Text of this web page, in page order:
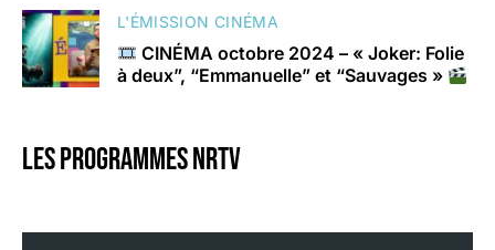
L'ÉMISSION CINÉMA
CINÉMA octobre 2024 – « Joker: Folie
à deux”, “Emmanuelle” et “Sauvages »
Les programmes nrtv